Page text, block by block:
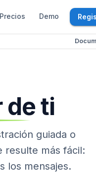
Precios Demo
deti
guiada o
resulte más fácil:
los mensajes.